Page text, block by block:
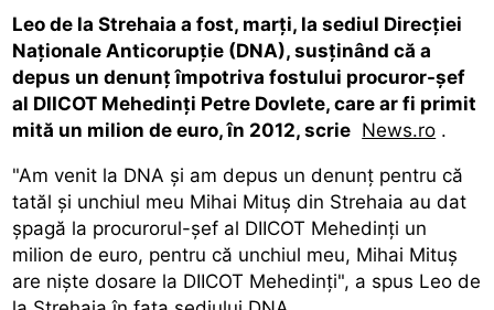
Leo de la Strehaia a fost, marţi, la sediul Direcţiei
Naţionale Anticorupţie (DNA), susţinând că a
depus un denunţ împotriva fostului procuror-şef
al DIICOT Mehedinţi Petre Dovlete, care ar fi primit
mită un milion de euro, în 2012, scrie News.ro .
"Am venit la DNA şi am depus un denunţ pentru că
tatăl şi unchiul meu Mihai Mituş din Strehaia au dat
şpagă la procurorul-şef al DIICOT Mehedinţi un
milion de euro, pentru că unchiul meu, Mihai Mituş
are nişte dosare la DIICOT Mehedinţi", a spus Leo de